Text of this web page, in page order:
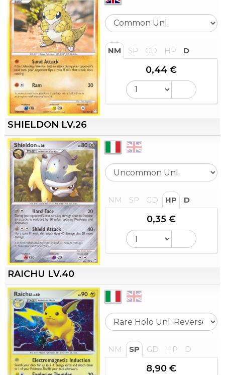
NM SP GD HP D
0,44 €
SHIELDON LV.26
NM SP GD HP D
0,35 €
RAICHU LV.40
NM SP GD HP D
8,90 €